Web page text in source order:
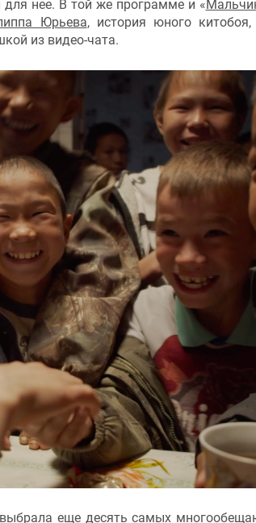
для нее. В той же программе и «
Юрьева, история юного
из видео-чата.
еще десять самых